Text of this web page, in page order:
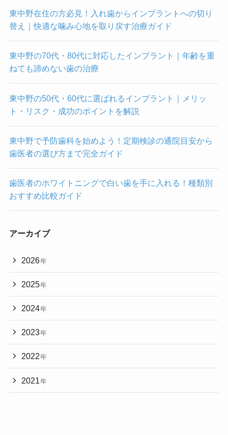
東中野在住の方必見！入れ歯からインプラントへの切り
替え｜快適な噛み心地を取り戻す治療ガイド
東中野の70代・80代に対応したインプラント｜年齢を重
ねても諦めない歯の治療
東中野の50代・60代に選ばれるインプラント｜メリッ
ト・リスク・成功のポイントを解説
東中野で予防歯科を始めよう！定期検診の通院目安から
歯医者の選び方まで完全ガイド
歯医者のホワイトニングで白い歯を手に入れる！種類別
おすすめ比較ガイド
アーカイブ
2026年
2025年
2024年
2023年
2022年
2021 年